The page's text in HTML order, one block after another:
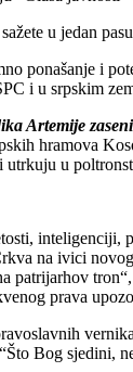
u jedan
ponašanje i
i u srpskim
Artemije
hramova
utrkuju u
inteligenciji,
na ivici
patrijarhov
prava
Bog sjedini,